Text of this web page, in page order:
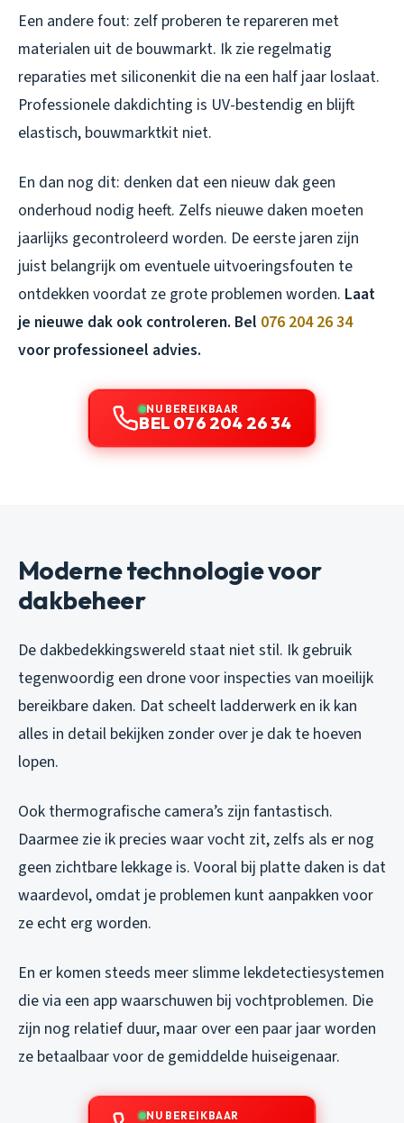
Een andere fout: zelf proberen te repareren met
materialen uit de bouwmarkt. Ik zie regelmatig
reparaties met siliconenkit die na een half jaar loslaat.
Professionele dakdichting is UV-bestendig en blijft
elastisch, bouwmarktkit niet.
En dan nog dit: denken dat een nieuw dak geen
onderhoud nodig heeft. Zelfs nieuwe daken moeten
jaarlijks gecontroleerd worden. De eerste jaren zijn
juist belangrijk om eventuele uitvoeringsfouten te
ontdekken voordat ze grote problemen worden. Laat
je nieuwe dak ook controleren. Bel 076 204 26 34
voor professioneel advies.
NU BEREIKBAAR
BEL 076 204 26 34
Moderne technologie voor
dakbeheer
De dakbedekkingswereld staat niet stil. Ik gebruik
tegenwoordig een drone voor inspecties van moeilijk
bereikbare daken. Dat scheelt ladderwerk en ik kan
alles in detail bekijken zonder over je dak te hoeven
lopen.
Ook thermografische camera’s zijn fantastisch.
Daarmee zie ik precies waar vocht zit, zelfs als er nog
geen zichtbare lekkage is. Vooral bij platte daken is dat
waardevol, omdat je problemen kunt aanpakken voor
ze echt erg worden.
En er komen steeds meer slimme lekdetectiesystemen
die via een app waarschuwen bij vochtproblemen. Die
zijn nog relatief duur, maar over een paar jaar worden
ze betaalbaar voor de gemiddelde huiseigenaar.
NU BEREIKBAAR